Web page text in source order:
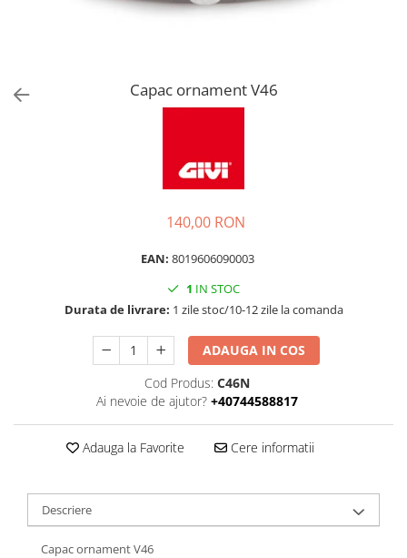
Capac ornament V46
140,00 RON
EAN: 8019606090003
1 IN STOC
Durata de livrare: 1 zile stoc/10-12 zile la comanda
ADAUGA IN COS
Cod Produs: C46N
Ai nevoie de ajutor? +40744588817
Adauga la Favorite Cere informatii
Descriere
Capac ornament V46